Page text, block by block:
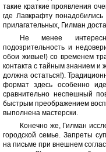
такие краткие проявления
где Лавкрафту
прилагательных, Гилман
Не менее
подозрительность и
обои живые!) со временем
контакта с тайным знанием и
должна остаться!).
формат здесь особенно
сравнительно неспешный
быстрым преображением
выполнена мастерски.
Конечно же, Гилман
городской семье. Запреты
на письме при внешнем